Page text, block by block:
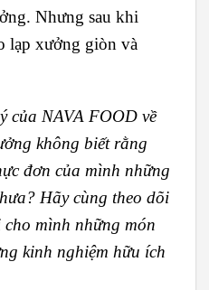
Nhưng sau khi
lạp xưởng giòn và
của NAVA FOOD về
không biết rằng
đơn của mình những
Hãy cùng theo dõi
mình những món
kinh nghiệm hữu ích